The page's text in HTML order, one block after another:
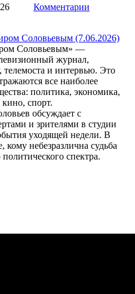
Комментарии
Соловьевым» —
журнал,
и интервью. Это
все наиболее
политика, экономика,
спорт.
обсуждает с
и зрителями в студии
уходящей недели. В
кому небезразлична судьба
спектра.